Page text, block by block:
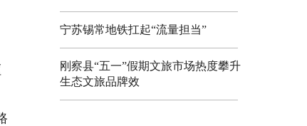
宁苏锡常地铁扛起“流量担当”
刚察县“五一”假期文旅市场热度攀升
生态文旅品牌效